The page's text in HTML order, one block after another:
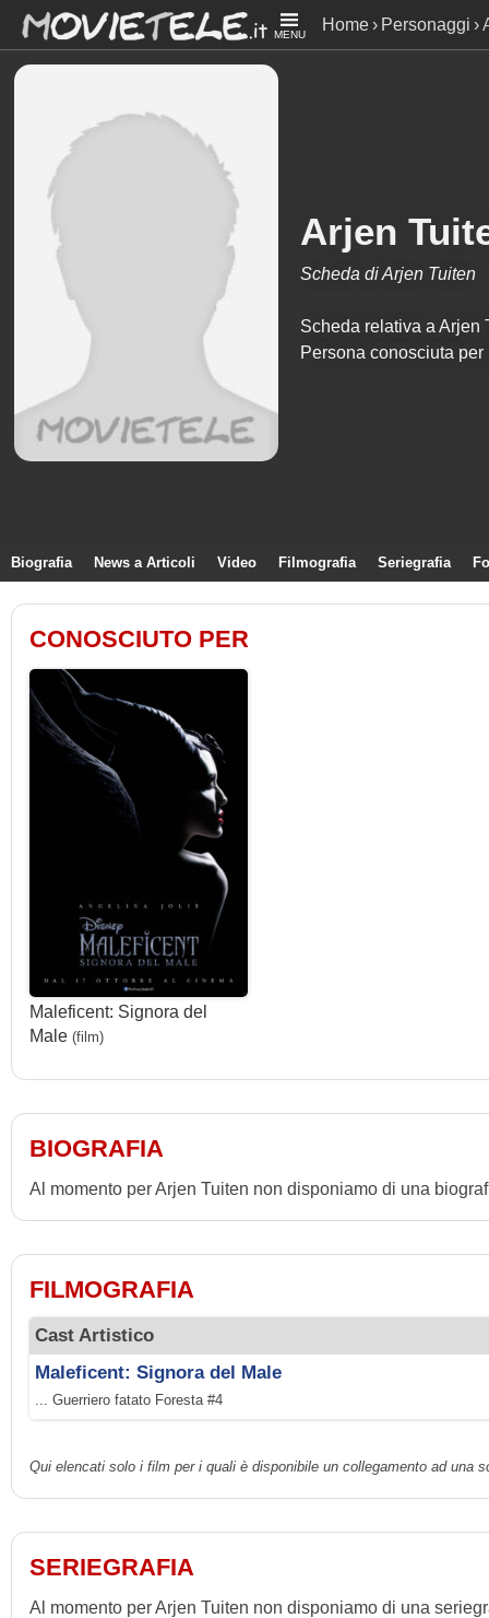
MENU
Home Personaggi
Arjen
Scheda di Arjen Tuiten
Scheda relativa a Arjen
Persona conosciuta per
Biografia News a Articoli Video Filmografia Seriegrafia
CONOSCIUTO PER
Maleficent: Signora del
Male (film)
BIOGRAFIA
Al momento per Arjen Tuiten non disponiamo di una
FILMOGRAFIA
Cast Artistico
Maleficent: Signora del Male
... Guerriero fatato Foresta #4
Qui elencati solo i film per i quali è disponibile un collegamento ad una
SERIEGRAFIA
Al momento per Arjen Tuiten non disponiamo di una